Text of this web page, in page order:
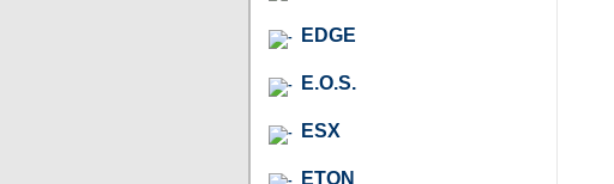
EDGE
E.O.S.
ESX
ETON